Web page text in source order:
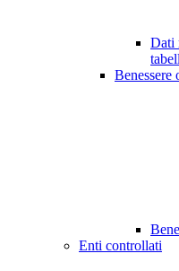
Dati
Benessere
Enti controllati